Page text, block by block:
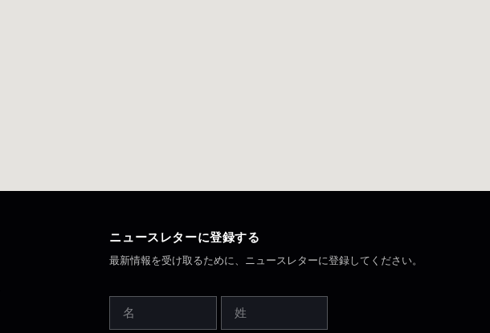
ニュースレターに登録する
最新情報を受け取るために、ニュースレターに登録してください。